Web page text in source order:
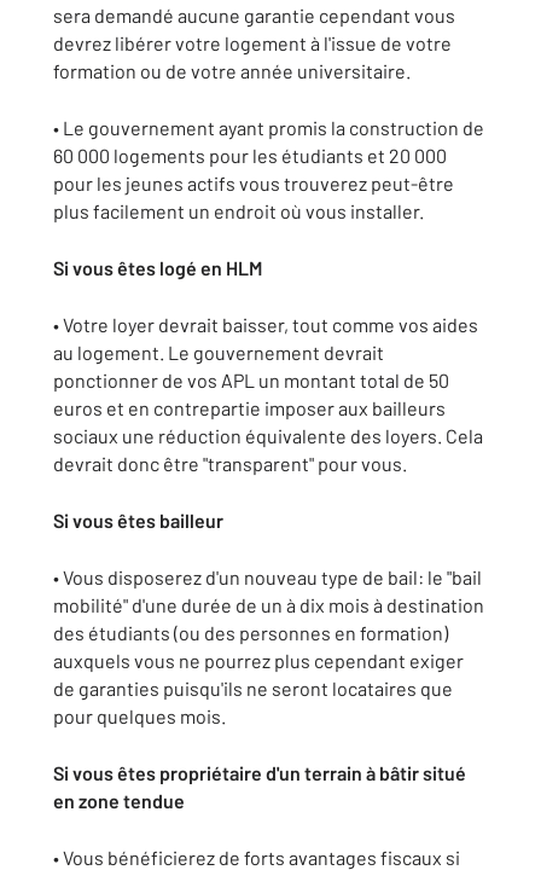
sera demandé aucune garantie cependant vous
devrez libérer votre logement à l'issue de votre
formation ou de votre année universitaire.
• Le gouvernement ayant promis la construction de
60 000 logements pour les étudiants et 20 000
pour les jeunes actifs vous trouverez peut-être
plus facilement un endroit où vous installer.
Si vous êtes logé en HLM
• Votre loyer devrait baisser, tout comme vos aides
au logement. Le gouvernement devrait
ponctionner de vos APL un montant total de 50
euros et en contrepartie imposer aux bailleurs
sociaux une réduction équivalente des loyers. Cela
devrait donc être "transparent" pour vous.
Si vous êtes bailleur
• Vous disposerez d'un nouveau type de bail: le "bail
mobilité" d'une durée de un à dix mois à destination
des étudiants (ou des personnes en formation)
auxquels vous ne pourrez plus cependant exiger
de garanties puisqu'ils ne seront locataires que
pour quelques mois.
Si vous êtes propriétaire d'un terrain à bâtir situé
en zone tendue
• Vous bénéficierez de forts avantages fiscaux si